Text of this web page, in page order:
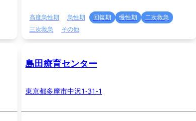
高度急性期 急性期 回復期 慢性期
二次救急
三次救急
その他
島田療育センター
東京都多摩市中沢1-31-1